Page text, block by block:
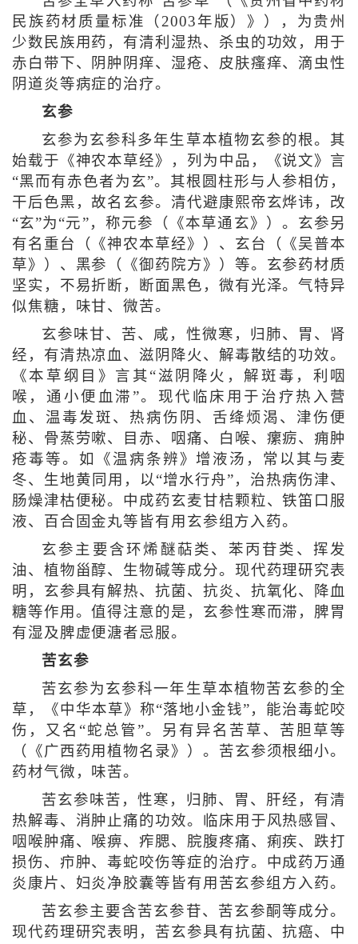
民族药材质量标准（2003年版）》），为贵州
少数民族用药，有清利湿热、杀虫的功效，用于
赤白带下、阴肿阴痒、湿疮、皮肤瘙痒、滴虫性
阴道炎等病症的治疗。
玄参
玄参为玄参科多年生草本植物玄参的根。其
始载于《神农本草经》，列为中品，《说文》言
“黑而有赤色者为玄”。其根圆柱形与人参相仿，
干后色黑，故名玄参。清代避康熙帝玄烨讳，改
“玄”为“元”，称元参（《本草通玄》）。玄参另
有名重台（《神农本草经》）、玄台（《吴普本
草》）、黑参（《御药院方》）等。玄参药材质
坚实，不易折断，断面黑色，微有光泽。气特异
似焦糖，味甘、微苦。
玄参味甘、苦、咸，性微寒，归肺、胃、肾
经，有清热凉血、滋阴降火、解毒散结的功效。
《本草纲目》言其“滋阴降火，解斑毒，利咽
喉，通小便血滞”。现代临床用于治疗热入营
血、温毒发斑、热病伤阴、舌绛烦渴、津伤便
秘、骨蒸劳嗽、目赤、咽痛、白喉、瘰疬、痈肿
疮毒等。如《温病条辨》增液汤，常以其与麦
冬、生地黄同用，以“增水行舟”，治热病伤津、
肠燥津枯便秘。中成药玄麦甘桔颗粒、铁笛口服
液、百合固金丸等皆有用玄参组方入药。
玄参主要含环烯醚萜类、苯丙苷类、挥发
油、植物甾醇、生物碱等成分。现代药理研究表
明，玄参具有解热、抗菌、抗炎、抗氧化、降血
糖等作用。值得注意的是，玄参性寒而滞，脾胃
有湿及脾虚便溏者忌服。
苦玄参
苦玄参为玄参科一年生草本植物苦玄参的全
草，《中华本草》称“落地小金钱”，能治毒蛇咬
伤，又名“蛇总管”。另有异名苦草、苦胆草等
（《广西药用植物名录》）。苦玄参须根细小。
药材气微，味苦。
苦玄参味苦，性寒，归肺、胃、肝经，有清
热解毒、消肿止痛的功效。临床用于风热感冒、
咽喉肿痛、喉痹、痄腮、脘腹疼痛、痢疾、跌打
损伤、疖肿、毒蛇咬伤等症的治疗。中成药万通
炎康片、妇炎净胶囊等皆有用苦玄参组方入药。
苦玄参主要含苦玄参苷、苦玄参酮等成分。
现代药理研究表明，苦玄参具有抗菌、抗癌、中